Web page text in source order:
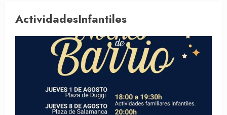
ActividadesInfantiles